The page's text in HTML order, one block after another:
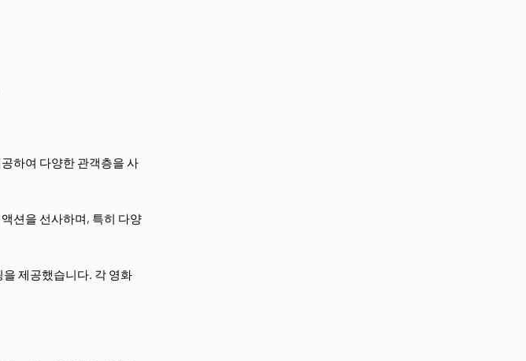
하여 다양한 관객층을 사
션을 선사하며, 특히 다양
제공했습니다. 각 영화